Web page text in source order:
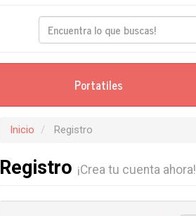
Portatiles
Inicio Registro
Registro ¡Crea tu cuenta ahora!